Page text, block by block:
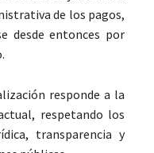
de los pagos,
desde entonces por
responde a la
respetando los
transparencia y